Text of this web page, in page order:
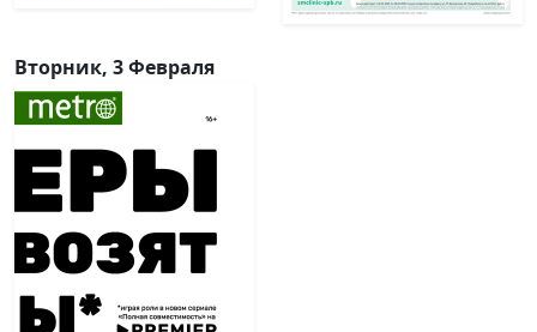
Вторник, 3 Февраля